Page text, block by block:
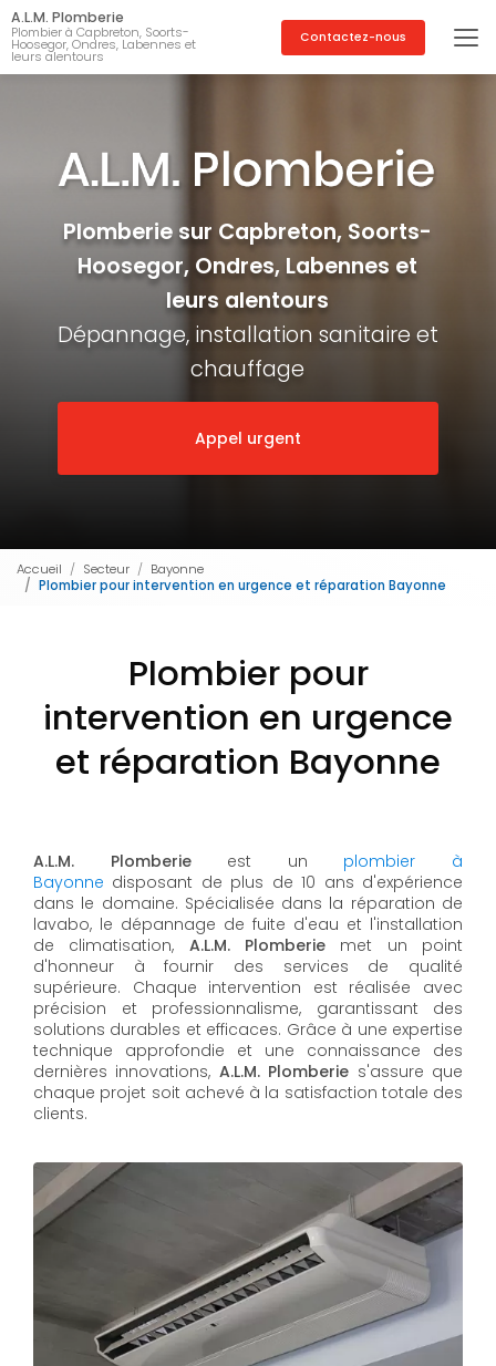
Aller
au
contenu
principal
A.L.M. Plomberie
Plombier à Capbreton, Soorts-
Hoosegor, Ondres, Labennes et
leurs alentours
Contactez-nous
Plomberie sur Capbreton, Soorts-
Hoosegor, Ondres, Labennes et
leurs alentours
Dépannage, installation sanitaire et
chauffage
Appel urgent
Accueil Secteur
Bayonne
Plombier pour intervention en urgence et réparation Bayonne
Plombier pour
intervention en urgence
et réparation Bayonne
A.L.M. Plomberieest un plombier à
Bayonne disposant de plus de 10 ans d'expérience
dans le domaine. Spécialisée dans la réparation de
lavabo, le dépannage de fuite d'eau et l'installation
de climatisation, A.L.M. Plomberie met un point
d'honneur à fournir des services de qualité
supérieure. Chaque intervention est réalisée avec
précision et professionnalisme, garantissant des
solutions durables et efficaces. Grâce à une expertise
technique approfondie et une connaissance des
dernières innovations, A.L.M. Plomberie s'assure que
chaque projet soit achevé à la satisfaction totale des
clients.